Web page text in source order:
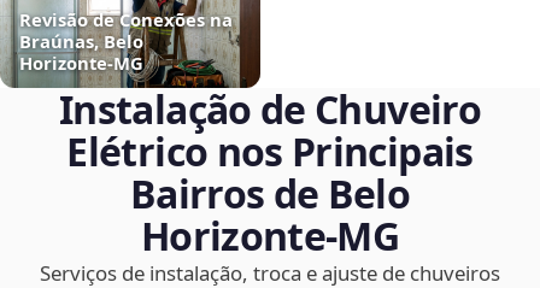
Revisão de Conexões na
Braúnas, Belo
Horizonte‑MG
Instalação de Chuveiro
Elétrico nos Principais
Bairros de Belo
Horizonte‑MG
Serviços de instalação, troca e ajuste de chuveiros